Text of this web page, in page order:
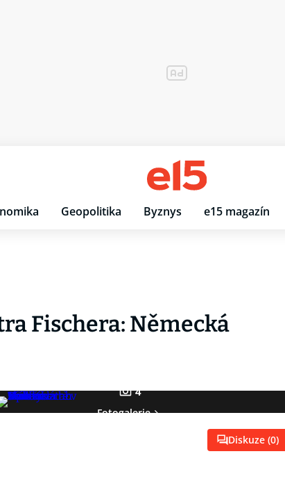
Geopolitika Byznys e15 magazín
Fischera: Německá
4
Fotogalerie
Diskuze (0)